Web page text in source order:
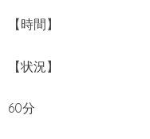
【時間】
【状況】
60分